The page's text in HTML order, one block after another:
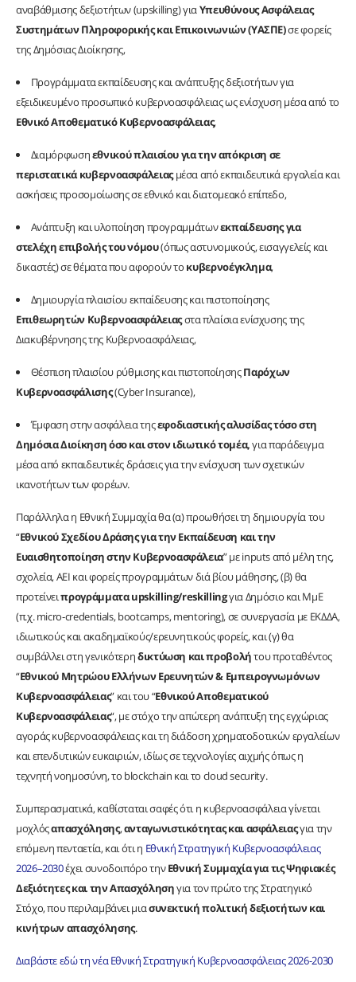
αναβάθμισης δεξιοτήτων (upskilling) γιαΥπευθύνους Ασφάλειας
Συστημάτων Πληροφορικής και Επικοινωνιών (ΥΑΣΠΕ)σε φορείς
της Δημόσιας Διοίκησης,
Προγράμματα εκπαίδευσης και ανάπτυξης δεξιοτήτων για
εξειδικευμένο προσωπικό κυβερνοασφάλειας ως ενίσχυση μέσα από το
Εθνικό Αποθεματικό Κυβερνοασφάλειας,
Διαμόρφωσηεθνικού πλαισίου για την απόκριση σε
περιστατικά κυβερνοασφάλειαςμέσα από εκπαιδευτικά εργαλεία και
ασκήσεις προσομοίωσης σε εθνικό και διατομεακό επίπεδο,
Ανάπτυξη και υλοποίηση προγραμμάτωνεκπαίδευσης για
στελέχη επιβολής του νόμου(όπως αστυνομικούς, εισαγγελείς και
δικαστές) σε θέματα που αφορούν το κυβερνοέγκλημα,
Δημιουργία πλαισίου εκπαίδευσης και πιστοποίησης
Επιθεωρητών Κυβερνοασφάλειαςστα πλαίσια ενίσχυσης της
Διακυβέρνησης της Κυβερνοασφάλειας,
Θέσπιση πλαισίου ρύθμισης και πιστοποίησηςΠαρόχων
Κυβερνοασφάλισης(Cyber Insurance),
Έμφαση στην ασφάλεια τηςεφοδιαστικής αλυσίδας τόσο στη
Δημόσια Διοίκηση όσο και στον ιδιωτικό τομέα,για παράδειγμα
μέσα από εκπαιδευτικές δράσεις για την ενίσχυση των σχετικών
ικανοτήτων των φορέων.
Παράλληλα η Εθνική Συμμαχία θα (α) προωθήσει τη δημιουργία του
“Εθνικού Σχεδίου Δράσης για την Εκπαίδευση και την
Ευαισθητοποίηση στην Κυβερνοασφάλεια” με inputs από μέλη της,
σχολεία, ΑΕΙ και φορείς προγραμμάτων διά βίου μάθησης, (β) θα
προτείνειπρογράμματα upskilling/reskillingγια Δημόσιο και ΜμΕ
(π.χ. micro‑credentials, bootcamps, mentoring), σε συνεργασία με ΕΚΔΔΑ,
ιδιωτικούς και ακαδημαϊκούς/ερευνητικούς φορείς, και (γ) θα
συμβάλλει στη γενικότερηδικτύωση και προβολήτου προταθέντος
“Εθνικού Μητρώου Ελλήνων Ερευνητών & Εμπειρογνωμόνων
Κυβερνοασφάλειας” και του “Εθνικού Αποθεματικού
Κυβερνοασφάλειας“, με στόχο την απώτερη ανάπτυξη της εγχώριας
αγοράς κυβερνοασφάλειας και τη διάδοση χρηματοδοτικών εργαλείων
και επενδυτικών ευκαιριών, ιδίως σε τεχνολογίες αιχμής όπως η
τεχνητή νοημοσύνη, το blockchain και το cloud security.
Συμπερασματικά, καθίσταται σαφές ότι η κυβερνοασφάλεια γίνεται
μοχλόςαπασχόλησης,ανταγωνιστικότητας και ασφάλειαςγια την
επόμενη πενταετία, και ότι η Εθνική Στρατηγική Κυβερνοασφάλειας
2026–2030έχει συνοδοιπόρο τηνΕθνική Συμμαχία για τις Ψηφιακές
Δεξιότητες και την Απασχόλησηγια τον πρώτο της Στρατηγικό
Στόχο, που περιλαμβάνει μιασυνεκτική πολιτική δεξιοτήτων και
κινήτρων απασχόλησης.
Διαβάστε εδώ τη νέα Εθνική Στρατηγική Κυβερνοασφάλειας 2026-2030